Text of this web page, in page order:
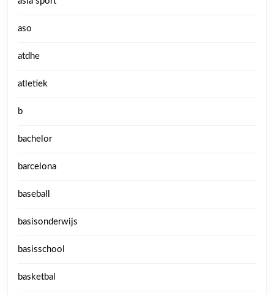
aso
atdhe
atletiek
b
bachelor
barcelona
baseball
basisonderwijs
basisschool
basketbal